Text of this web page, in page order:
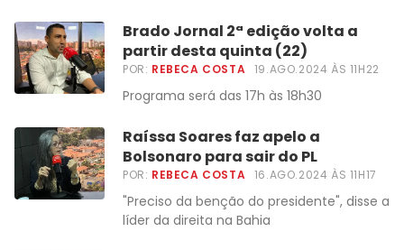
Brado Jornal 2ª edição volta a
partir desta quinta (22)
POR: REBECA COSTA 19.AGO.2024 ÀS 11H22
Programa será das 17h às 18h30
Raíssa Soares faz apelo a
Bolsonaro para sair do PL
POR: REBECA COSTA 16.AGO.2024 ÀS 11H17
"Preciso da benção do presidente", disse a
líder da direita na Bahia